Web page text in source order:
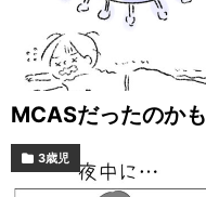
MCASだったのかも
3歳児